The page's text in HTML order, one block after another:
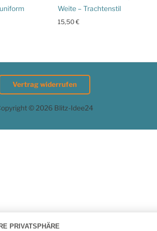
Weite – Trachtenstil
15,50€
Vertrag widerrufen
© 2026 Blitz-Idee24